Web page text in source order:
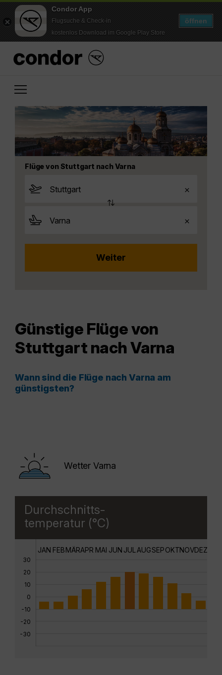
Condor App
Flugsuche & Check-in
kostenlos Download im Google Play Store
öffnen
Flüge von Stuttgart nach Varna
Günstige Flüge von
Stuttgart nach Varna
Wann sind die Flüge nach Varna am
günstigsten?
Wetter Varna
Durchschnitts-
temperatur (°C)
30
20
10
0
-10
-20
-30
JAN FEBMÄRAPR MAI JUN JUL AUGSEPOKTNOVDEZ